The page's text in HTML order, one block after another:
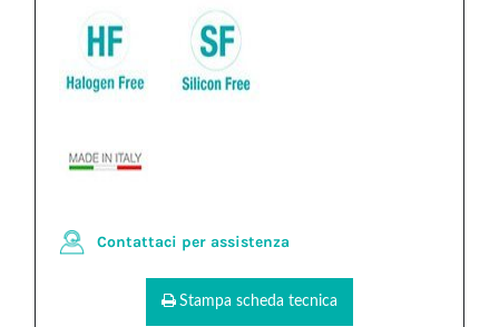
Contattaci per assistenza
Stampa scheda tecnica